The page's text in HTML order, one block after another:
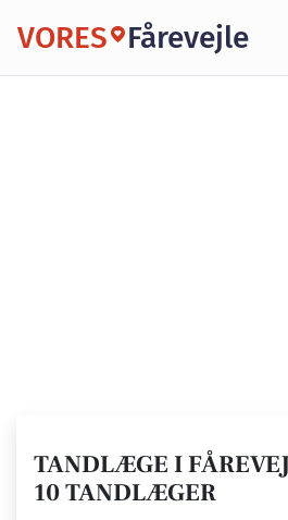
VORES Fårevejle
TANDLÆGE I
10 TANDLÆGER